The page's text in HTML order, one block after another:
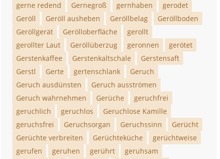
gerne redend
Gernegroß gernhaben
gerodet
Geröll
Geröll ausheben Geröllbelag
Geröllboden
Geröllgerät
Gerölloberfläche
gerollt
gerollter Laut
Geröllüberzug geronnen
gerötet
Gerstenkaffee
Gerstenkaltschale
Gerstensaft
Gerstl
Gerte gertenschlank
Geruch
Geruch ausdünsten
Geruch ausströmen
Geruch wahrnehmen
Gerüche
geruchfrei
geruchlich
geruchlos
Geruchlose Kamille
geruchsfrei
Geruchsorgan Geruchssinn
Gerücht
Gerüchte verbreiten
Gerüchteküche
gerüchtweise
gerufen
geruhen gerührt
geruhsam